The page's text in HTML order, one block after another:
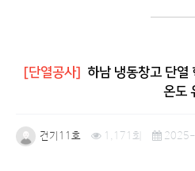
[단열공사]
하남 냉동창고 단열
온도
건기11호 1,171회